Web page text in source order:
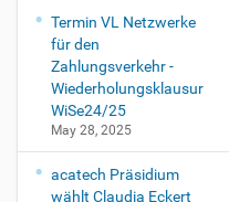
Termin VL Netzwerke
für den
Zahlungsverkehr -
Wiederholungsklausur
WiSe24/25
May 28, 2025
acatech Präsidium
wählt Claudia Eckert